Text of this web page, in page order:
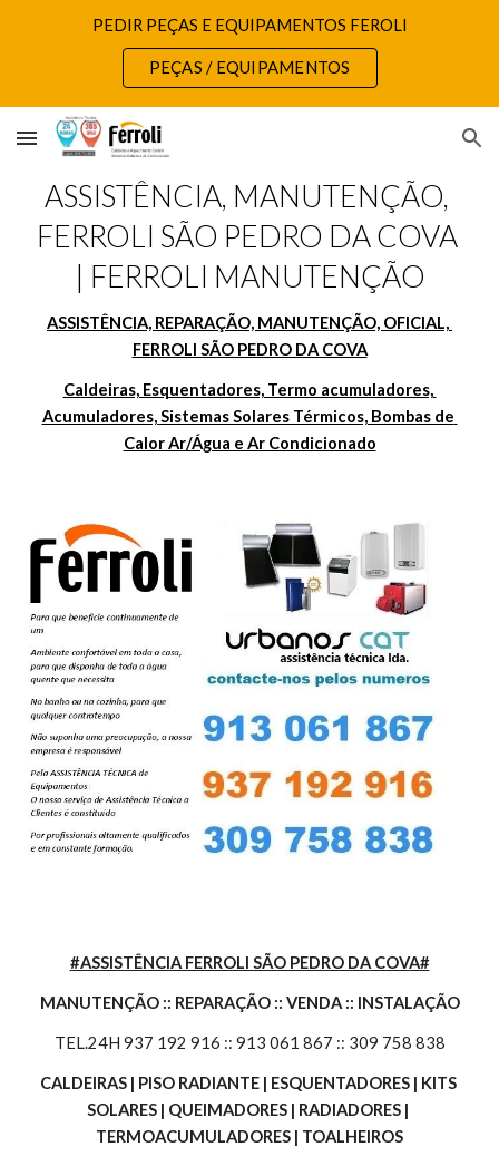
Skip to main content
PEDIR PEÇAS E EQUIPAMENTOS FEROLI
PEÇAS / EQUIPAMENTOS
ASSISTÊNCIA, MANUTENÇÃO,
FERROLI SÃO PEDRO DA COVA
| FERROLI MANUTENÇÃO
ASSISTÊNCIA, REPARAÇÃO, MANUTENÇÃO, OFICIAL,
FERROLI SÃO PEDRO DA COVA
Caldeiras, Esquentadores, Termo acumuladores,
Acumuladores, Sistemas Solares Térmicos, Bombas de
Calor Ar/Água e Ar Condicionado
#ASSISTÊNCIA FERROLI SÃO PEDRO DA COVA#
MANUTENÇÃO :: REPARAÇÃO :: VENDA :: INSTALAÇÃO
TEL.24H 937 192 916 :: 913 061 867 :: 309 758 838
CALDEIRAS | PISO RADIANTE | ESQUENTADORES | KITS
SOLARES | QUEIMADORES | RADIADORES |
TERMOACUMULADORES | TOALHEIROS